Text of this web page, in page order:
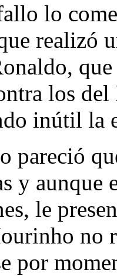
lo
realizó
los
inútil la
pareció
y aunque
le
no
por